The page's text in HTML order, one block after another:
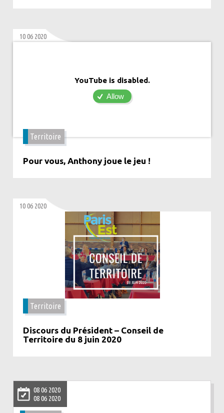
10 06 2020
YouTube is disabled.
Allow
Territoire
Pour vous, Anthony joue le jeu !
10 06 2020
Territoire
Discours du Président – Conseil de
Territoire du 8 juin 2020
08 06 2020
08 06 2020